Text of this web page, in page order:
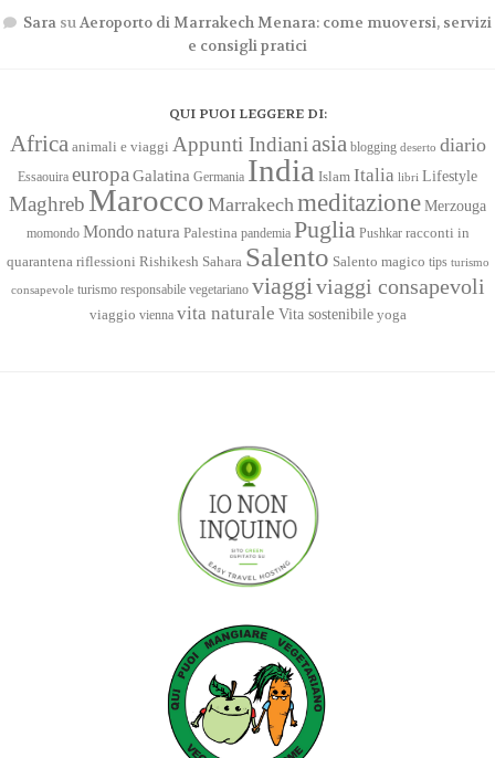
Sara suAeroporto di Marrakech Menara: come muoversi, servizi
e consigli pratici
QUI PUOI LEGGERE DI:
Africa animali e viaggi Appunti Indianiasia blogging deserto diario
Essaouira europaGalatina Germania India Islam Italia libri Lifestyle
Maghreb Marocco MarrakechmeditazioneMerzouga
momondo Mondo natura Palestina pandemia Puglia Pushkar racconti in
quarantena riflessioni Rishikesh Sahara Salento Salento magico tips turismo
consapevole turismo responsabile vegetariano viaggiviaggi consapevoli
viaggio vienna vita naturale Vita sostenibile yoga